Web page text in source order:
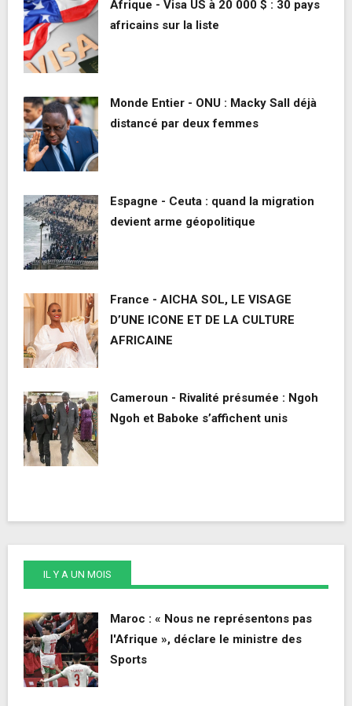
Afrique - Visa US à 20 000 $ : 30 pays
africains sur la liste
Monde Entier - ONU : Macky Sall déjà
distancé par deux femmes
Espagne - Ceuta : quand la migration
devient arme géopolitique
France - AICHA SOL, LE VISAGE
D’UNE ICONE ET DE LA CULTURE
AFRICAINE
Cameroun - Rivalité présumée : Ngoh
Ngoh et Baboke s’affichent unis
IL Y A UN MOIS
Maroc : « Nous ne représentons pas
l'Afrique », déclare le ministre des
Sports